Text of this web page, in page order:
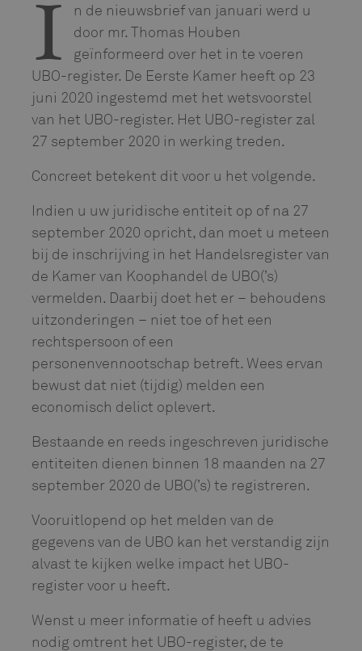
I
n de nieuwsbrief van januari werd u
door mr. Thomas Houben
geïnformeerd over het in te voeren
UBO-register. De Eerste Kamer heeft op 23
juni 2020 ingestemd met het wetsvoorstel
van het UBO-register. Het UBO-register zal
27 september 2020 in werking treden.
Concreet betekent dit voor u het volgende.
Indien u uw juridische entiteit op of na 27
september 2020 opricht, dan moet u meteen
bij de inschrijving in het Handelsregister van
de Kamer van Koophandel de UBO(’s)
vermelden. Daarbij doet het er – behoudens
uitzonderingen – niet toe of het een
rechtspersoon of een
personenvennootschap betreft. Wees ervan
bewust dat niet (tijdig) melden een
economisch delict oplevert.
Bestaande en reeds ingeschreven juridische
entiteiten dienen binnen 18 maanden na 27
september 2020 de UBO(’s) te registreren.
Vooruitlopend op het melden van de
gegevens van de UBO kan het verstandig zijn
alvast te kijken welke impact het UBO-
register voor u heeft.
Wenst u meer informatie of heeft u advies
nodig omtrent het UBO-register, de te